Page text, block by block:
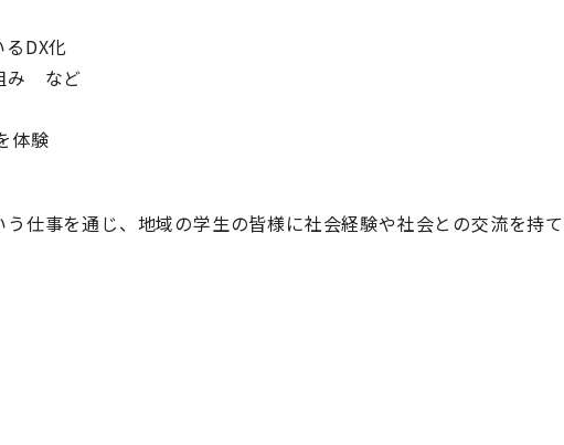
DX化
み など
体験
仕事を通じ、地域の学生の皆様に社会経験や社会との交流を持